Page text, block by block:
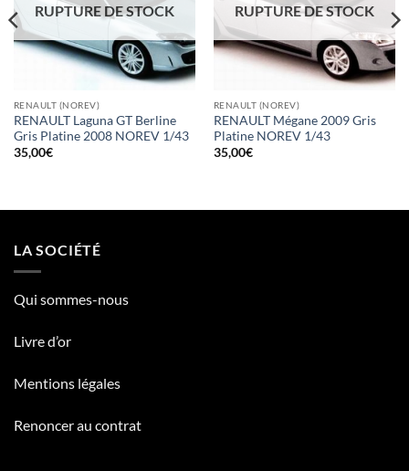
RUPTURE DE STOCK
RENAULT (NOREV)
RENAULT Laguna GT Berline
Gris Platine 2008 NOREV 1/43
35,00€
RUPTURE DE STOCK
RENAULT (NOREV)
RENAULT Mégane 2009 Gris
Platine NOREV 1/43
35,00€
LA SOCIÉTÉ
Qui sommes-nous
Livre d’or
Mentions légales
Renoncer au contrat